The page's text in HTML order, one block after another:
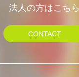
法人の方はこちら
CONTACT